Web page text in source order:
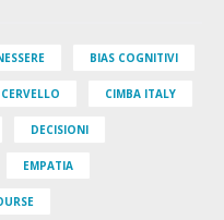
BIAS COGNITIVI
CERVELLO CIMBA ITALY
DECISIONI
EMPATIA